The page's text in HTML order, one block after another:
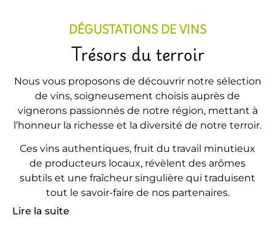
DÉGUSTATIONS DE VINS
Trésors du terroir
Nous vous proposons de découvrir notre sélection
de vins, soigneusement choisis auprès de
vignerons passionnés de notre région, mettant à
l’honneur la richesse et la diversité de notre terroir.
Ces vins authentiques, fruit du travail minutieux
de producteurs locaux, révèlent des arômes
subtils et une fraîcheur singulière qui traduisent
tout le savoir-faire de nos partenaires.
Lire la suite